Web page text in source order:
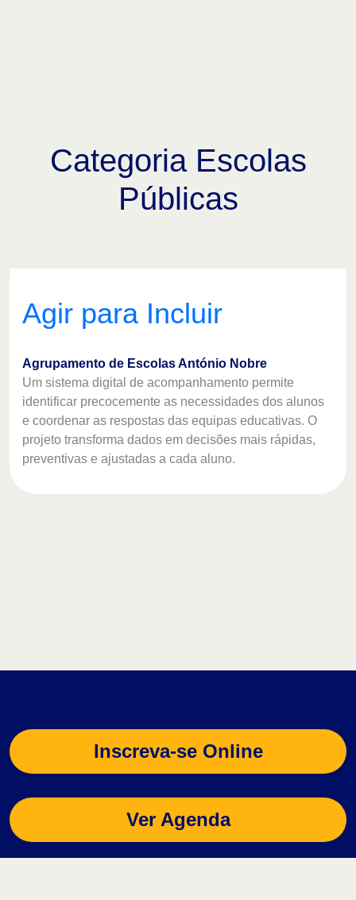
Categoria Escolas
Públicas
Agir para Incluir
Agrupamento de Escolas António Nobre
Um sistema digital de acompanhamento permite
identificar precocemente as necessidades dos alunos
e coordenar as respostas das equipas educativas. O
projeto transforma dados em decisões mais rápidas,
preventivas e ajustadas a cada aluno.
Inscreva-se Online
Ver Agenda